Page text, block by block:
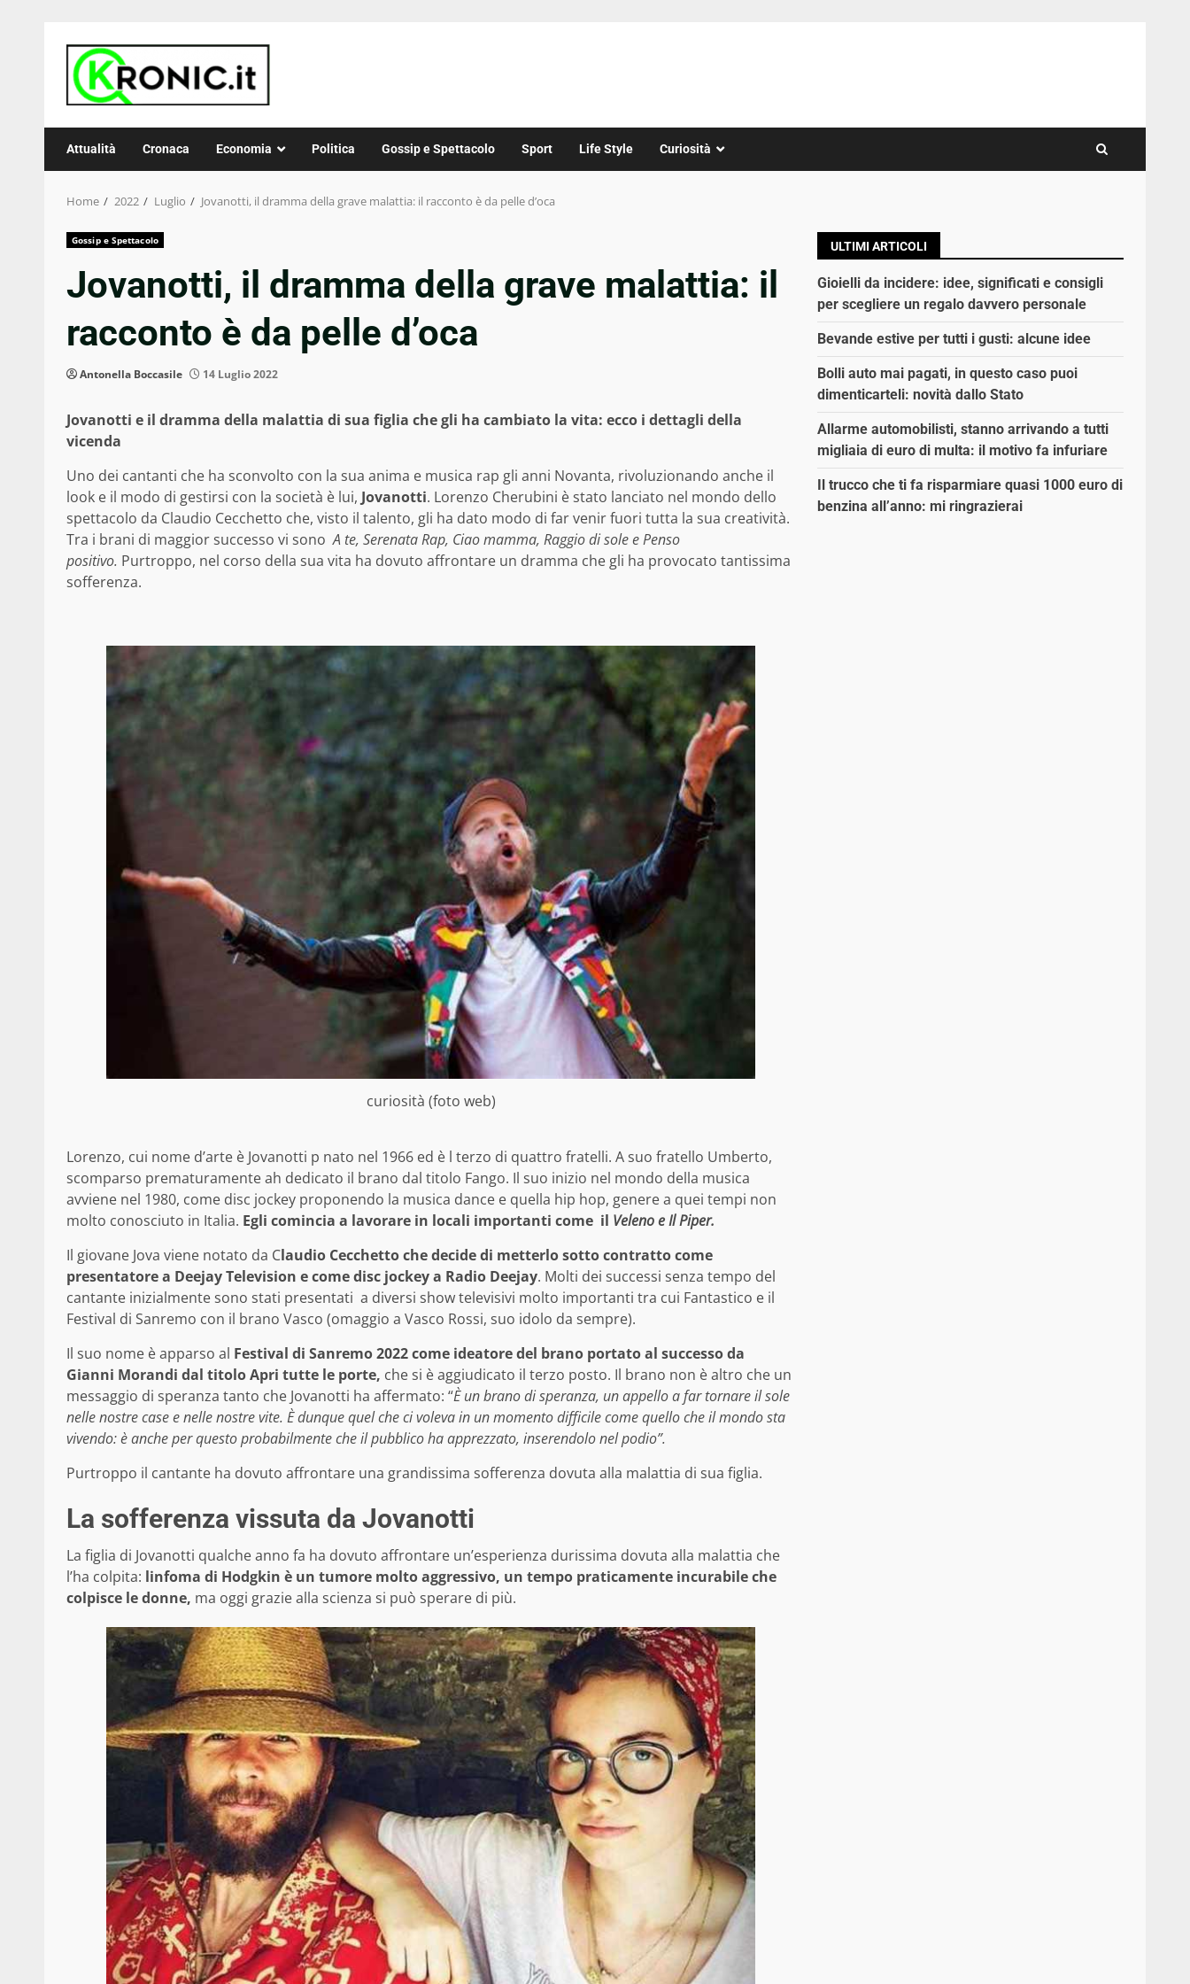
content
Attualità Cronaca Economia Politica Gossip e Spettacolo Sport Life Style Curiosità
Home 2022 Luglio Jovanotti, il dramma della grave malattia: il racconto è da pelle d’oca
Gossip e Spettacolo
Jovanotti, il dramma della grave malattia: il
racconto è da pelle d’oca
Antonella Boccasile 14 Luglio 2022
Jovanotti e il dramma della malattia di sua figlia che gli ha cambiato la vita: ecco i dettagli della
vicenda
Uno dei cantanti che ha sconvolto con la sua anima e musica rap gli anni Novanta, rivoluzionando anche il
look e il modo di gestirsi con la società è lui, Jovanotti. Lorenzo Cherubini è stato lanciato nel mondo dello
spettacolo da Claudio Cecchetto che, visto il talento, gli ha dato modo di far venir fuori tutta la sua creatività.
Tra i brani di maggior successo vi sonoA te, Serenata Rap, Ciao mamma, Raggio di sole e Penso
positivo. Purtroppo, nel corso della sua vita ha dovuto affrontare un dramma che gli ha provocato tantissima
sofferenza.
curiosità (foto web)
Lorenzo, cui nome d’arte è Jovanotti p nato nel 1966 ed è l terzo di quattro fratelli. A suo fratello Umberto,
scomparso prematuramente ah dedicato il brano dal titolo Fango. Il suo inizio nel mondo della musica
avviene nel 1980, come disc jockey proponendo la musica dance e quella hip hop, genere a quei tempi non
molto conosciuto in Italia. Egli comincia a lavorare in locali importanti come il Veleno e Il Piper.
Il giovane Jova viene notato da Claudio Cecchetto che decide di metterlo sotto contratto come
presentatore a Deejay Television e come disc jockey a Radio Deejay. Molti dei successi senza tempo del
cantante inizialmente sono stati presentati a diversi show televisivi molto importanti tra cui Fantastico e il
Festival di Sanremo con il brano Vasco (omaggio a Vasco Rossi, suo idolo da sempre).
Il suo nome è apparso al Festival di Sanremo 2022 come ideatore del brano portato al successo da
Gianni Morandi dal titolo Apri tutte le porte, che si è aggiudicato il terzo posto. Il brano non è altro che un
messaggio di speranza tanto che Jovanotti ha affermato: “È un brano di speranza, un appello a far tornare il sole
nelle nostre case e nelle nostre vite. È dunque quel che ci voleva in un momento difficile come quello che il mondo sta
vivendo: è anche per questo probabilmente che il pubblico ha apprezzato, inserendolo nel podio”.
Purtroppo il cantante ha dovuto affrontare una grandissima sofferenza dovuta alla malattia di sua figlia.
La sofferenza vissuta da Jovanotti
La figlia di Jovanotti qualche anno fa ha dovuto affrontare un’esperienza durissima dovuta alla malattia che
l’ha colpita: linfoma di Hodgkin è un tumore molto aggressivo, un tempo praticamente incurabile che
colpisce le donne, ma oggi grazie alla scienza si può sperare di più.
ULTIMI ARTICOLI
Gioielli da incidere: idee, significati e consigli
per scegliere un regalo davvero personale
Bevande estive per tutti i gusti: alcune idee
Bolli auto mai pagati, in questo caso puoi
dimenticarteli: novità dallo Stato
Allarme automobilisti, stanno arrivando a tutti
migliaia di euro di multa: il motivo fa infuriare
Il trucco che ti fa risparmiare quasi 1000 euro di
benzina all’anno: mi ringrazierai